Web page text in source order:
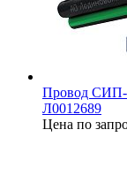
Провод СИП-
Л0012689
Цена по